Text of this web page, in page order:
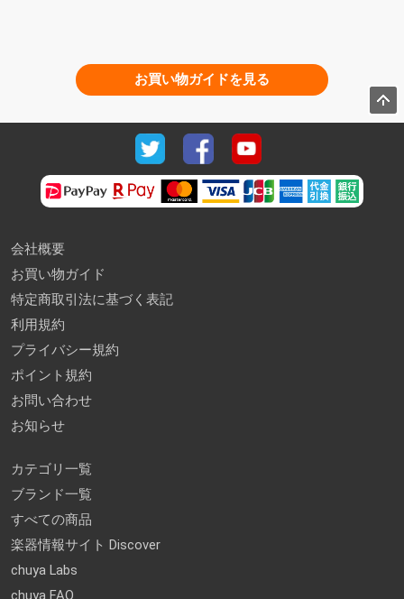
お買い物ガイドを見る
会社概要
お買い物ガイド
特定商取引法に基づく表記
利用規約
プライバシー規約
ポイント規約
お問い合わせ
お知らせ
カテゴリ一覧
ブランド一覧
すべての商品
楽器情報サイト Discover
chuya Labs
chuya FAQ